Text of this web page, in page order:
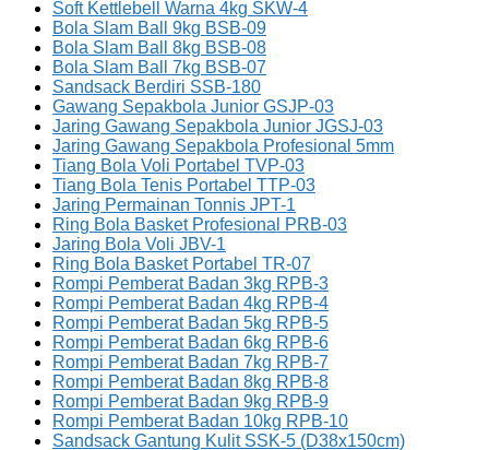
Soft Kettlebell Warna 4kg SKW-4
Bola Slam Ball 9kg BSB-09
Bola Slam Ball 8kg BSB-08
Bola Slam Ball 7kg BSB-07
Sandsack Berdiri SSB-180
Gawang Sepakbola Junior GSJP-03
Jaring Gawang Sepakbola Junior JGSJ-03
Jaring Gawang Sepakbola Profesional 5mm
Tiang Bola Voli Portabel TVP-03
Tiang Bola Tenis Portabel TTP-03
Jaring Permainan Tonnis JPT-1
Ring Bola Basket Profesional PRB-03
Jaring Bola Voli JBV-1
Ring Bola Basket Portabel TR-07
Rompi Pemberat Badan 3kg RPB-3
Rompi Pemberat Badan 4kg RPB-4
Rompi Pemberat Badan 5kg RPB-5
Rompi Pemberat Badan 6kg RPB-6
Rompi Pemberat Badan 7kg RPB-7
Rompi Pemberat Badan 8kg RPB-8
Rompi Pemberat Badan 9kg RPB-9
Rompi Pemberat Badan 10kg RPB-10
Sandsack Gantung Kulit SSK-5 (D38x150cm)